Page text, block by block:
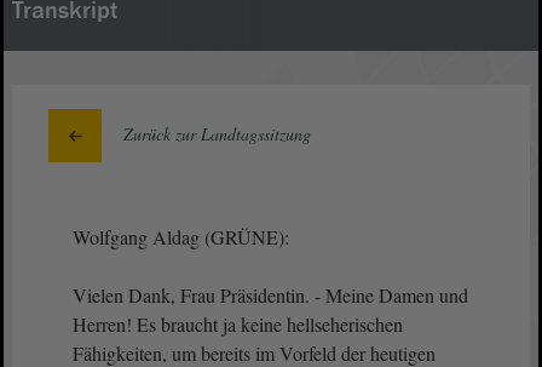
Transkript
Zurück zur Landtagssitzung
Wolfgang Aldag (GRÜNE):
Vielen Dank, Frau Präsidentin. - Meine Damen und
Herren! Es braucht ja keine hellseherischen
Fähigkeiten, um bereits im Vorfeld der heutigen